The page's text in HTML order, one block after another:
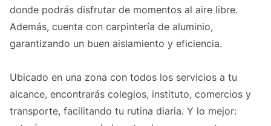
donde podrás disfrutar de momentos al aire libre.
Además, cuenta con carpintería de aluminio,
garantizando un buen aislamiento y eficiencia.
Ubicado en una zona con todos los servicios a tu
alcance, encontrarás colegios, instituto, comercios y
transporte, facilitando tu rutina diaria. Y lo mejor: